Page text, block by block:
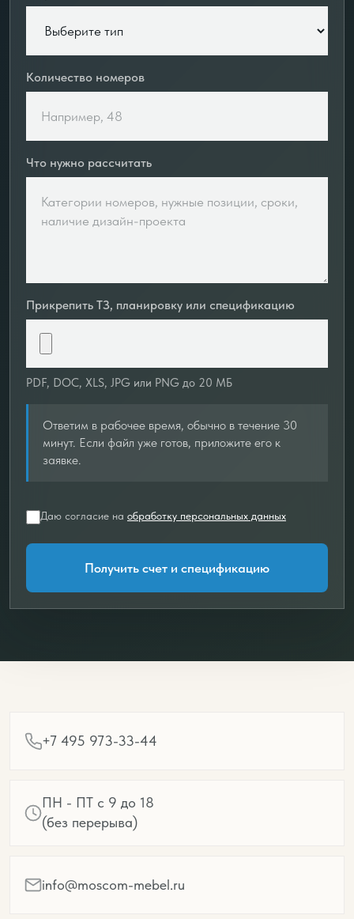
Количество номеров
Что нужно рассчитать
Прикрепить ТЗ, планировку или спецификацию
PDF, DOC, XLS, JPG или PNG до 20 МБ
Ответим в рабочее время, обычно в течение 30
минут. Если файл уже готов, приложите его к
заявке.
Даю согласие на обработку персональных данных
Получить счет и спецификацию
+7 495 973-33-44
ПН - ПТ с 9 до 18
(без перерыва)
info@moscom-mebel.ru